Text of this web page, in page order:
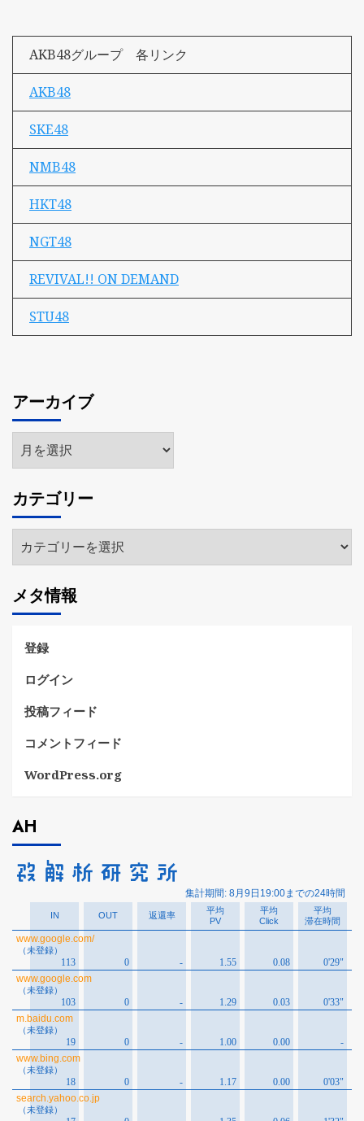
AKB48グループ 各リンク
AKB48
SKE48
NMB48
HKT48
NGT48
REVIVAL!! ON DEMAND
STU48
アーカイブ
ア
ー
イ
ブ
カテゴリー
テ
リ
ー
メタ情報
登録
ログイン
投稿フィード
コメントフィード
WordPress.org
AH